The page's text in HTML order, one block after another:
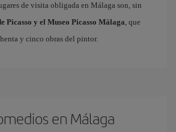
de visita obligada en Málaga son, sin
Picasso y el Museo Picasso Málaga, que
y cinco obras del pintor.
en Málaga